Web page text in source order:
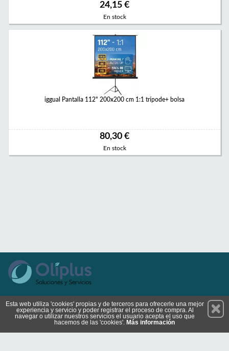
24,15 €
En stock
iggual Pantalla 112" 200x200 cm 1:1 trípode+ bolsa
80,30 €
En stock
Suscríbete
Esta web utiliza 'cookies' propias y de terceros para ofrecerle una mejor
experiencia y servicio y poder registrar el proceso de compra. Al
navegar o utilizar nuestros servicios el usuario acepta el uso que
hacemos de las 'cookies'. Más información